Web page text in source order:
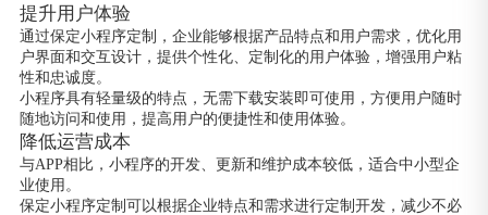
提升用户体验
通过保定小程序定制，企业能够根据产品特点和用户需求，优化用
户界面和交互设计，提供个性化、定制化的用户体验，增强用户粘
性和忠诚度。
小程序具有轻量级的特点，无需下载安装即可使用，方便用户随时
随地访问和使用，提高用户的便捷性和使用体验。
降低运营成本
与APP相比，小程序的开发、更新和维护成本较低，适合中小型企
业使用。
保定小程序定制可以根据企业特点和需求进行定制开发，减少不必